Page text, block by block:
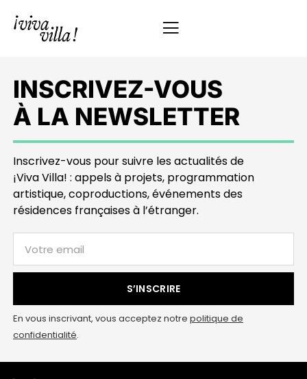
INSCRIVEZ-VOUS
À LA NEWSLETTER
Inscrivez-vous pour suivre les actualités de
¡Viva Villa! : appels à projets, programmation
artistique, coproductions, événements des
résidences françaises à l’étranger.
S’INSCRIRE
En vous inscrivant, vous acceptez notre politique de
confidentialité.